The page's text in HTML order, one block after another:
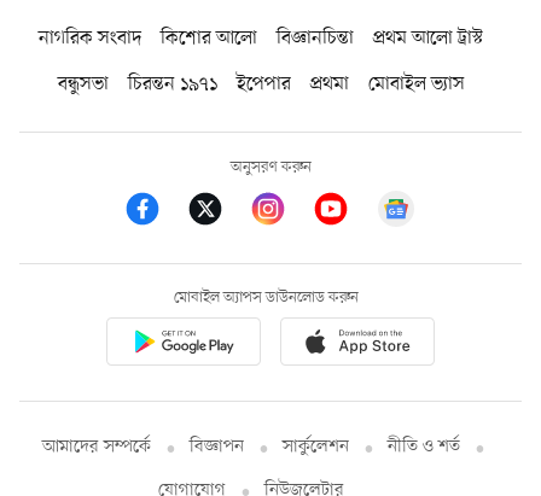
নাগরিক সংবাদ কিশোর আলো বিজ্ঞানচিন্তা
প্রথম আলো ট্রাস্ট
বন্ধুসভা
চিরন্তন ১৯৭১ ইপেপার প্রথমা মোবাইল ভ্যাস
অনুসরণ করুন
মোবাইল অ্যাপস ডাউনলোড করুন
আমাদের সম্পর্কে বিজ্ঞাপন সার্কুলেশন
নীতি ও শর্ত
যোগাযোগ
নিউজলেটার